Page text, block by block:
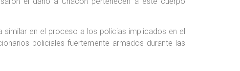
similar en el proceso a los policias implicados en el
policiales fuertemente armados durante las